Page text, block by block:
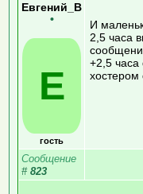
Евгений_В
•
Е
гость
И
2,5 часа
+2,5 часа
хостером
Сообщение
# 823